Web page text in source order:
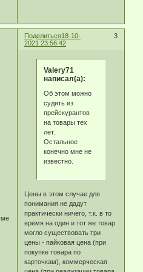
Поделиться 3
18-10-
2021 23:56:42
Valery71
написал(а):
Об этом можно
судить из
прейскурантов
на товары тех
лет.
Остальное
конечно мне не
известно.
Цены в этом случае для
понимания не дадут
практически ничего, т.к. в то
время на один и тот же товар
могло существовать три
цены - пайковая цена (при
покупке товара по
карточкам), коммерческая